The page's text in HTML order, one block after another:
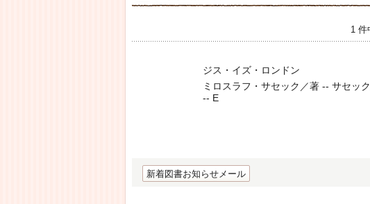
1 件
ジス・イズ・ロンドン
ミロスラフ・サセック／著 -- サセッ
-- E
新着図書お知らせメール